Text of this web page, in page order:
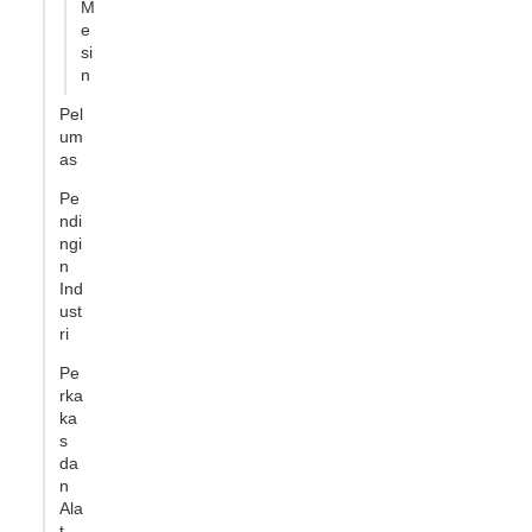
M
e
si
n
Pel
um
as
Pe
ndi
ngi
n
Ind
ust
ri
Pe
rka
ka
s
da
n
Ala